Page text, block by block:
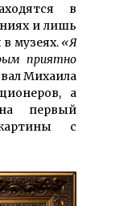
в
и лишь
музеях. «Я
приятно
Михаила
а
первый
с